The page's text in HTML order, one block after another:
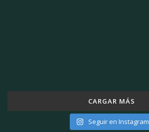
CARGAR MÁS
Seguir en Instagram